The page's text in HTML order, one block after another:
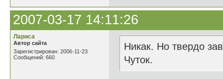
2007-03-17 14:11:26
Лариса
Автор сайта
Зарегистрирован: 2006-11-23
Сообщений: 660
Никак. Но твердо
Чуток.